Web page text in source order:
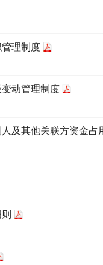
理制度
动管理制度
及其他关联方资金占